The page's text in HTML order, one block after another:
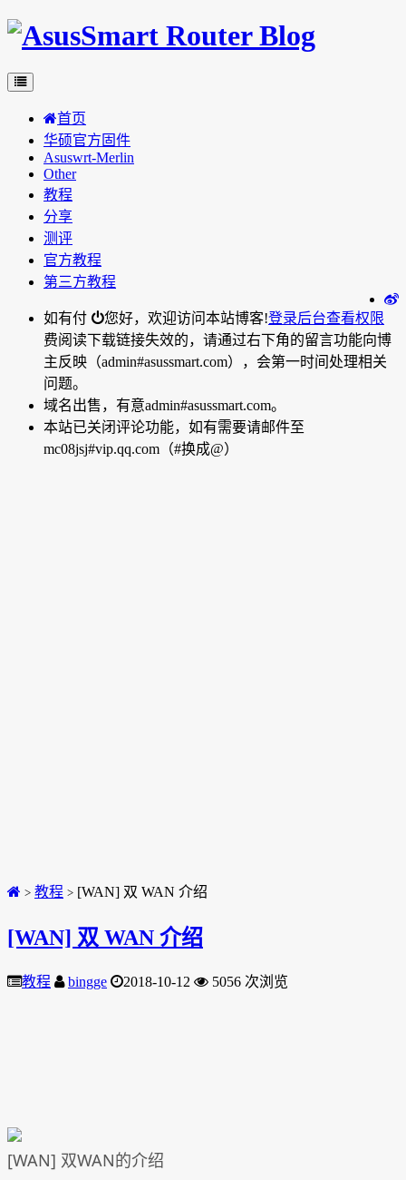
首页
华硕官方固件
Asuswrt-Merlin
Other
教程
分享
测评
官方教程
第三方教程
您好，欢迎访问本站博客!登录后台查看权限
如有付
费阅读下载链接失效的，请通过右下角的留言功能向博
主反映（admin#asussmart.com），会第一时间处理相关
问题。
域名出售，有意admin#asussmart.com。
本站已关闭评论功能，如有需要请邮件至
mc08jsj#vip.qq.com（#换成@）
> 教程 > [WAN] 双 WAN 介绍
[WAN] 双 WAN 介绍
教程 bingge 2018-10-12 5056 次浏览
[WAN] 双WAN的介绍